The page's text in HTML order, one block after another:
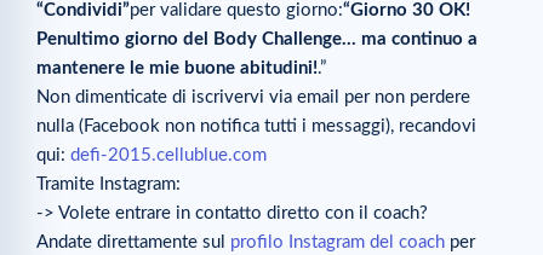
“Condividi”per validare questo giorno:“Giorno 30 OK!
Penultimo giorno del Body Challenge… ma continuo a
mantenere le mie buone abitudini!.”
Non dimenticate di iscrivervi via email per non perdere
nulla (Facebook non notifica tutti i messaggi), recandovi
qui: defi-2015.cellublue.com
Tramite Instagram:
-> Volete entrare in contatto diretto con il coach?
Andate direttamente sul profilo Instagram del coach per